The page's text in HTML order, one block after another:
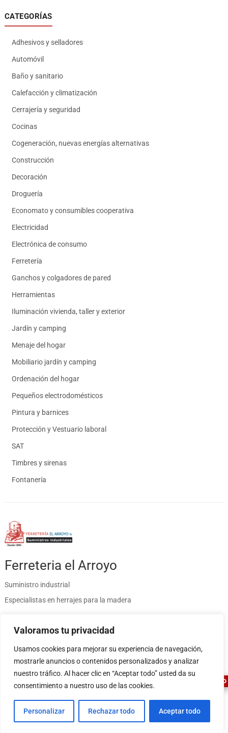
Valoramos tu privacidad
Usamos cookies para mejorar su experiencia de navegación,
mostrarle anuncios o contenidos personalizados y analizar
nuestro tráfico. Al hacer clic en “Aceptar todo” usted da su
consentimiento a nuestro uso de las cookies.
Personalizar Rechazar todo Aceptar todo
CATEGORÍAS
Adhesivos y selladores
Automóvil
Baño y sanitario
Calefacción y climatización
Cerrajería y seguridad
Cocinas
Cogeneración, nuevas energías alternativas
Construcción
Decoración
Droguería
Economato y consumibles cooperativa
Electricidad
Electrónica de consumo
Ferretería
Ganchos y colgadores de pared
Herramientas
Iluminación vivienda, taller y exterior
Jardín y camping
Menaje del hogar
Mobiliario jardín y camping
Ordenación del hogar
Pequeños electrodomésticos
Pintura y barnices
Protección y Vestuario laboral
SAT
Timbres y sirenas
Fontanería
Ferreteria el Arroyo
Suministro industrial
Especialistas en herrajes para la madera
ÚLTIMAS NOTICIAS
Material de construcción con envío: guía de compra
Último Empujón de Piscina 2026: Cuántos Días de Baño te Quedan en
Madrid Sur (Datos AEMET)
Herramientas imprescindibles para instalar tarima flotante
Qué pintura usar en exterior: guía completa para fachadas 2026
ASESOR FERRETERO